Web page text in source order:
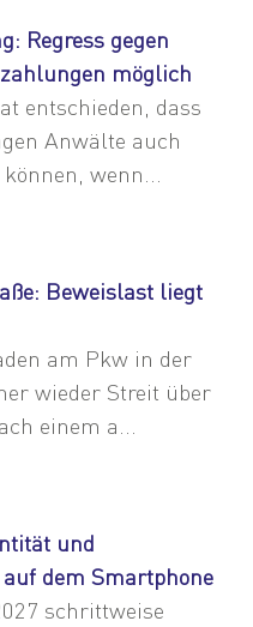
Regress gegen
möglich
entschieden, dass
Anwälte auch
wenn...
Beweislast liegt
am Pkw in der
wieder Streit über
einem a...
und
dem Smartphone
schrittweise